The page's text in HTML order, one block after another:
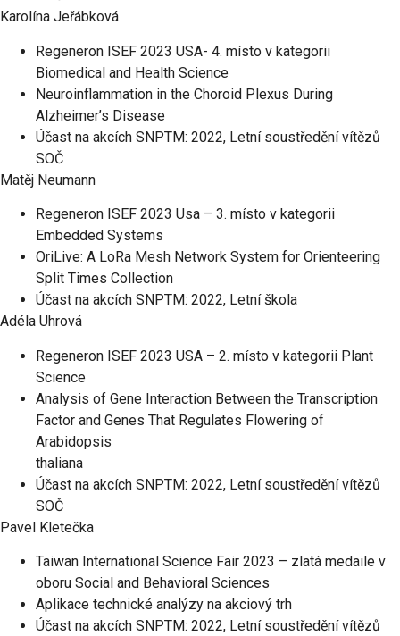
Karolína Jeřábková
Regeneron ISEF 2023 USA- 4. místo v kategorii
Biomedical and Health Science
Neuroinflammation in the Choroid Plexus During
Alzheimer’s Disease
Účast na akcích SNPTM: 2022, Letní soustředění vítězů
SOČ
Matěj Neumann
Regeneron ISEF 2023 Usa – 3. místo v kategorii
Embedded Systems
OriLive: A LoRa Mesh Network System for Orienteering
Split Times Collection
Účast na akcích SNPTM: 2022, Letní škola
Adéla Uhrová
Regeneron ISEF 2023 USA – 2. místo v kategorii Plant
Science
Analysis of Gene Interaction Between the Transcription
Factor and Genes That Regulates Flowering of
Arabidopsis
thaliana
Účast na akcích SNPTM: 2022, Letní soustředění vítězů
SOČ
Pavel Kletečka
Taiwan International Science Fair 2023 – zlatá medaile v
oboru Social and Behavioral Sciences
Aplikace technické analýzy na akciový trh
Účast na akcích SNPTM: 2022, Letní soustředění vítězů